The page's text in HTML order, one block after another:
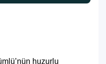
huzurlu